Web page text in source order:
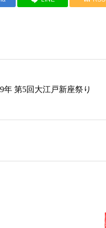
年 第5回大江戸新座祭り